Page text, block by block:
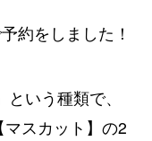
約をしました！
いう種類で、
スカット】の2